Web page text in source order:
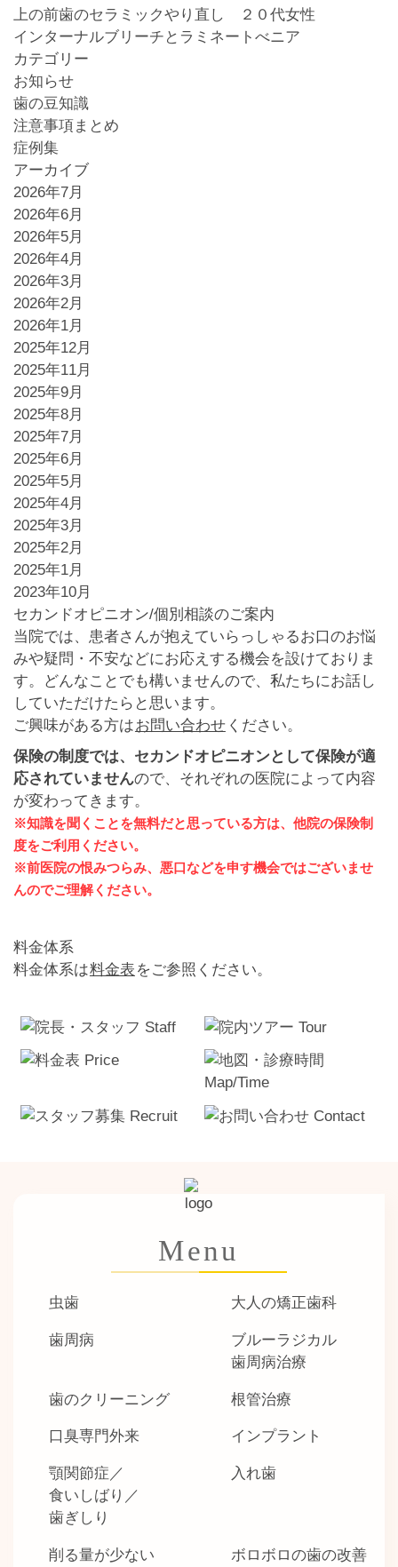
上の前歯のセラミックやり直し ２０代女性
インターナルブリーチとラミネートべニア
カテゴリー
お知らせ
歯の豆知識
注意事項まとめ
症例集
アーカイブ
2026年7月
2026年6月
2026年5月
2026年4月
2026年3月
2026年2月
2026年1月
2025年12月
2025年11月
2025年9月
2025年8月
2025年7月
2025年6月
2025年5月
2025年4月
2025年3月
2025年2月
2025年1月
2023年10月
セカンドオピニオン/個別相談のご案内
当院では、患者さんが抱えていらっしゃるお口のお悩
みや疑問・不安などにお応えする機会を設けておりま
す。どんなことでも構いませんので、私たちにお話し
していただけたらと思います。
ご興味がある方はお問い合わせ ください。
保険の制度では、セカンドオピニオンとして保険が適
応されていませんので、それぞれの医院によって内容
が変わってきます。
※知識を聞くことを無料だと思っている方は、他院の保険制
度をご利用ください。
※前医院の恨みつらみ、悪口などを申す機会ではございませ
んのでご理解ください。
料金体系
料金体系は料金表 をご参照ください。
Menu
虫歯 大人の矯正歯科
歯周病
ブルーラジカル
歯周病治療
歯のクリーニング 根管治療
口臭専門外来 インプラント
顎関節症／
食いしばり／
歯ぎしり
入れ歯
削る量が少ない
ボロボロの歯の改善